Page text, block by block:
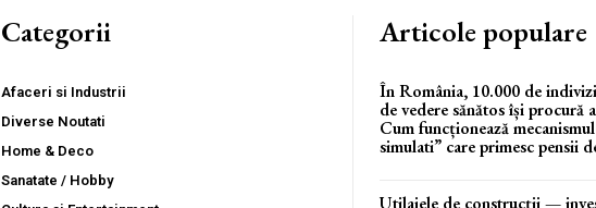
Categorii
Afaceri si Industrii
Diverse Noutati
Home & Deco
Sanatate / Hobby
Articole populare
În România, 10.000 de
de vedere sănătos își procură
Cum funcționează
simulati” care primesc pensii
Utilajele de construcții —